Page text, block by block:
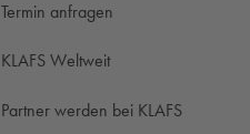
Termin anfragen
KLAFS Weltweit
Partner werden bei KLAFS